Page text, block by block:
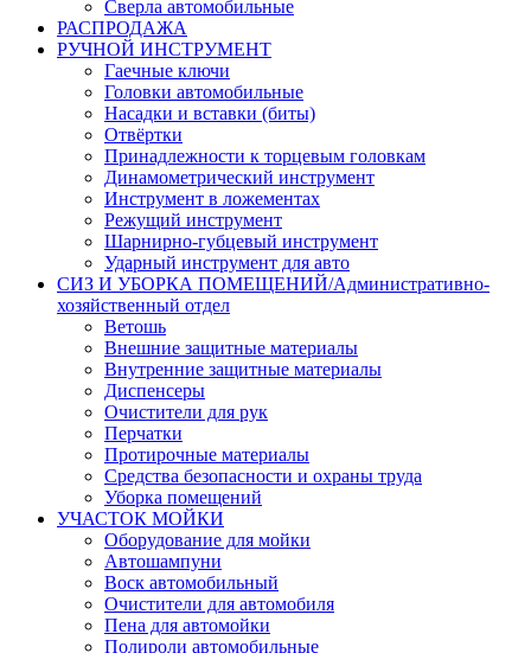
Сверла автомобильные
РАСПРОДАЖА
РУЧНОЙ ИНСТРУМЕНТ
Гаечные ключи
Головки автомобильные
Насадки и вставки (биты)
Отвёртки
Принадлежности к торцевым головкам
Динамометрический инструмент
Инструмент в ложементах
Режущий инструмент
Шарнирно-губцевый инструмент
Ударный инструмент для авто
СИЗ И УБОРКА ПОМЕЩЕНИЙ/Административно-
хозяйственный отдел
Ветошь
Внешние защитные материалы
Внутренние защитные материалы
Диспенсеры
Очистители для рук
Перчатки
Протирочные материалы
Средства безопасности и охраны труда
Уборка помещений
УЧАСТОК МОЙКИ
Оборудование для мойки
Автошампуни
Воск автомобильный
Очистители для автомобиля
Пена для автомойки
Полироли автомобильные